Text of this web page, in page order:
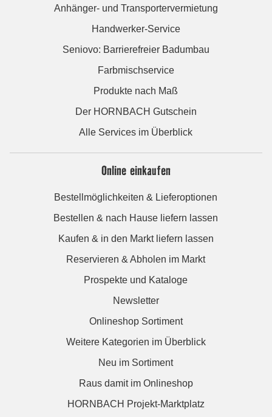
Anhänger- und Transportervermietung
Handwerker-Service
Seniovo: Barrierefreier Badumbau
Farbmischservice
Produkte nach Maß
Der HORNBACH Gutschein
Alle Services im Überblick
Online einkaufen
Bestellmöglichkeiten & Lieferoptionen
Bestellen & nach Hause liefern lassen
Kaufen & in den Markt liefern lassen
Reservieren & Abholen im Markt
Prospekte und Kataloge
Newsletter
Onlineshop Sortiment
Weitere Kategorien im Überblick
Neu im Sortiment
Raus damit im Onlineshop
HORNBACH Projekt-Marktplatz